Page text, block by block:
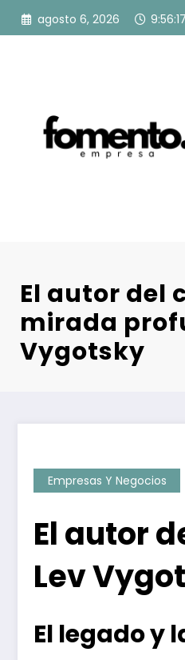
Saltar
agosto 6, 2026
El autor del
mirada
Vygotsky
Empresas Y Negocios
El autor
Lev
El legado y